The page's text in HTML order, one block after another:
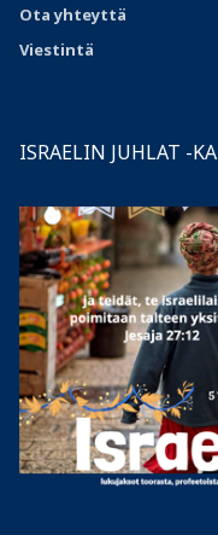
Otayhteyttä
Viestintä
ISRAELIN JUHLAT -